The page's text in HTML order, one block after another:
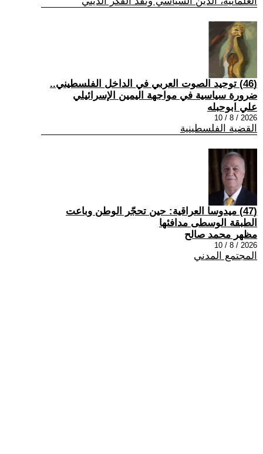
(46) توحيد الصوت العربي في الداخل الفلسطيني..
ضرورة سياسية في مواجهة اليمين الإسرائيلي
علي ابوحبله
2026 / 8 / 10
القضية الفلسطينية
(47) ميدوسا العراقية: حين تحجّر الوطن وباعت
الطبقة الوسطى مدافئها
مظهر محمد صالح
2026 / 8 / 10
المجتمع المدني